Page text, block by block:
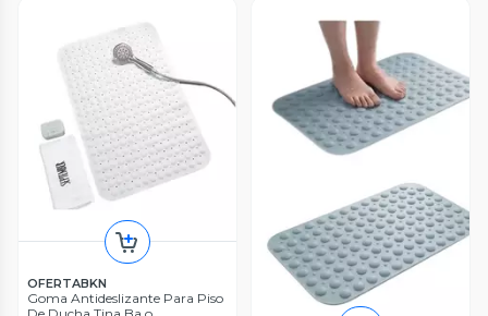
OFERTABKN
Goma Antideslizante Para Piso